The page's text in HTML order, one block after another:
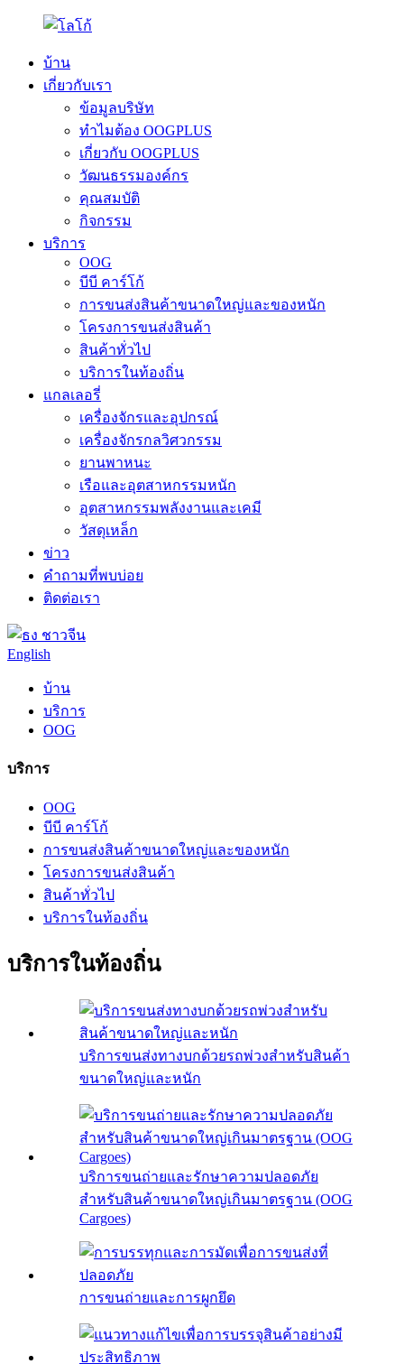
บ้าน
เกี่ยวกับเรา
ข้อมูลบริษัท
ทำไมต้อง OOGPLUS
เกี่ยวกับ OOGPLUS
วัฒนธรรมองค์กร
คุณสมบัติ
กิจกรรม
บริการ
OOG
บีบี คาร์โก้
การขนส่งสินค้าขนาดใหญ่และของหนัก
โครงการขนส่งสินค้า
สินค้าทั่วไป
บริการในท้องถิ่น
แกลเลอรี่
เครื่องจักรและอุปกรณ์
เครื่องจักรกลวิศวกรรม
ยานพาหนะ
เรือและอุตสาหกรรมหนัก
อุตสาหกรรมพลังงานและเคมี
วัสดุเหล็ก
ข่าว
คำถามที่พบบ่อย
ติดต่อเรา
ชาวจีน
English
บ้าน
บริการ
OOG
บริการ
OOG
บีบี คาร์โก้
การขนส่งสินค้าขนาดใหญ่และของหนัก
โครงการขนส่งสินค้า
สินค้าทั่วไป
บริการในท้องถิ่น
บริการในท้องถิ่น
บริการขนส่งทางบกด้วยรถพ่วงสำหรับสินค้า
ขนาดใหญ่และหนัก
บริการขนถ่ายและรักษาความปลอดภัย
สำหรับสินค้าขนาดใหญ่เกินมาตรฐาน (OOG
Cargoes)
การขนถ่ายและการผูกยึด